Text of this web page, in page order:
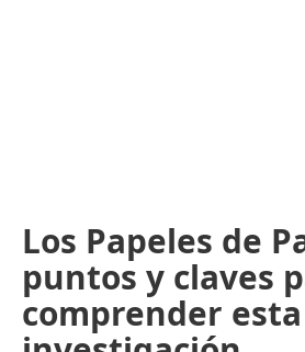
Los Papeles de
puntos y claves
comprender esta